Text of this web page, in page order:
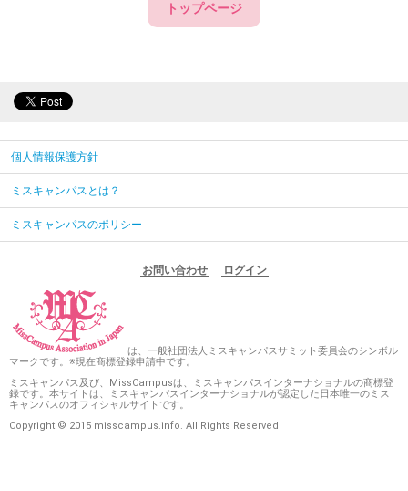
トップページ
個人情報保護方針
ミスキャンパスとは？
ミスキャンパスのポリシー
お問い合わせ ログイン
は、一般社団法人ミスキャンパスサミット委員会のシンボル
マークです。※現在商標登録申請中です。
ミスキャンパス及び、MissCampusは、ミスキャンパスインターナショナルの商標登
録です。本サイトは、ミスキャンパスインターナショナルが認定した日本唯一のミス
キャンパスのオフィシャルサイトです。
Copyright © 2015 misscampus.info. All Rights Reserved